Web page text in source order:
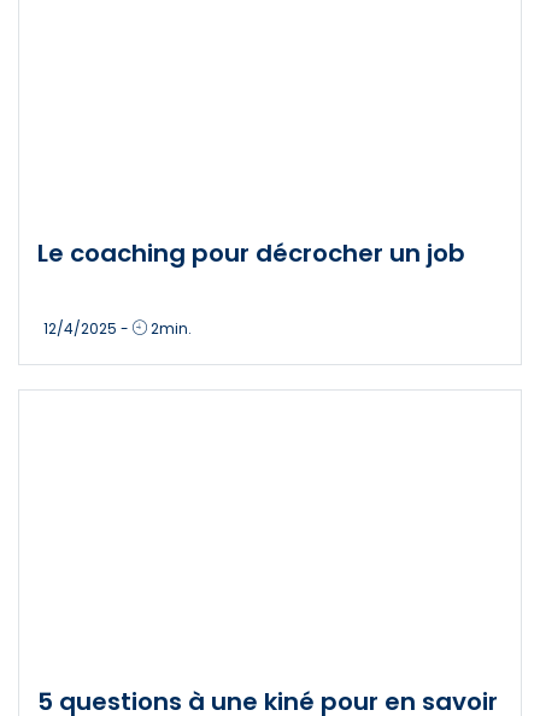
Le coaching pour décrocher un job
12/4/2025 - 2min.
5 questions à une kiné pour en savoir